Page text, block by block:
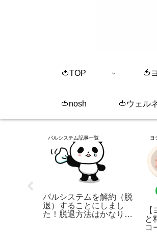
🍅TOP 🍅
🍅nosh 🍅ウェル
パルシステム記事一覧
パルシステムを解約（脱
退）することにしまし
た！脱退方法はかなり簡
ヨ
と
コ